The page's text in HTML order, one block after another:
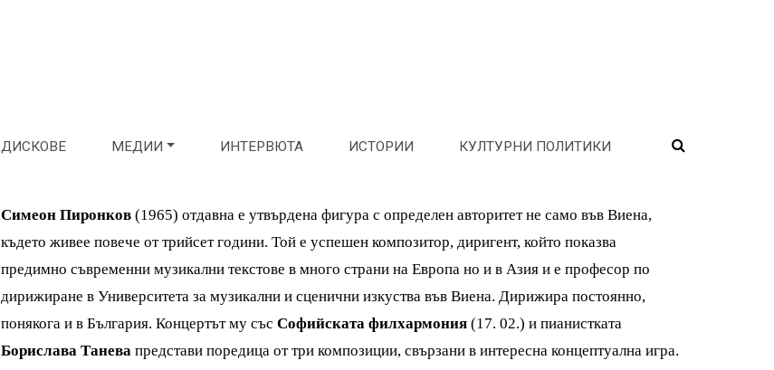
ДИСКОВЕ МЕДИИ ИНТЕРВЮТА ИСТОРИИ КУЛТУРНИ ПОЛИТИКИ
Симеон Пиронков (1965) отдавна е утвърдена фигура с определен авторитет не само във Виена,
където живее повече от трийсет години. Той е успешен композитор, диригент, който показва
предимно съвременни музикални текстове в много страни на Европа но и в Азия и е професор по
дирижиране в Университета за музикални и сценични изкуства във Виена. Дирижира постоянно,
понякога и в България. Концертът му съсСофийската филхармония (17. 02.) и пианистката
Борислава Таневапредстави поредица от три композиции, свързани в интересна концептуална игра.